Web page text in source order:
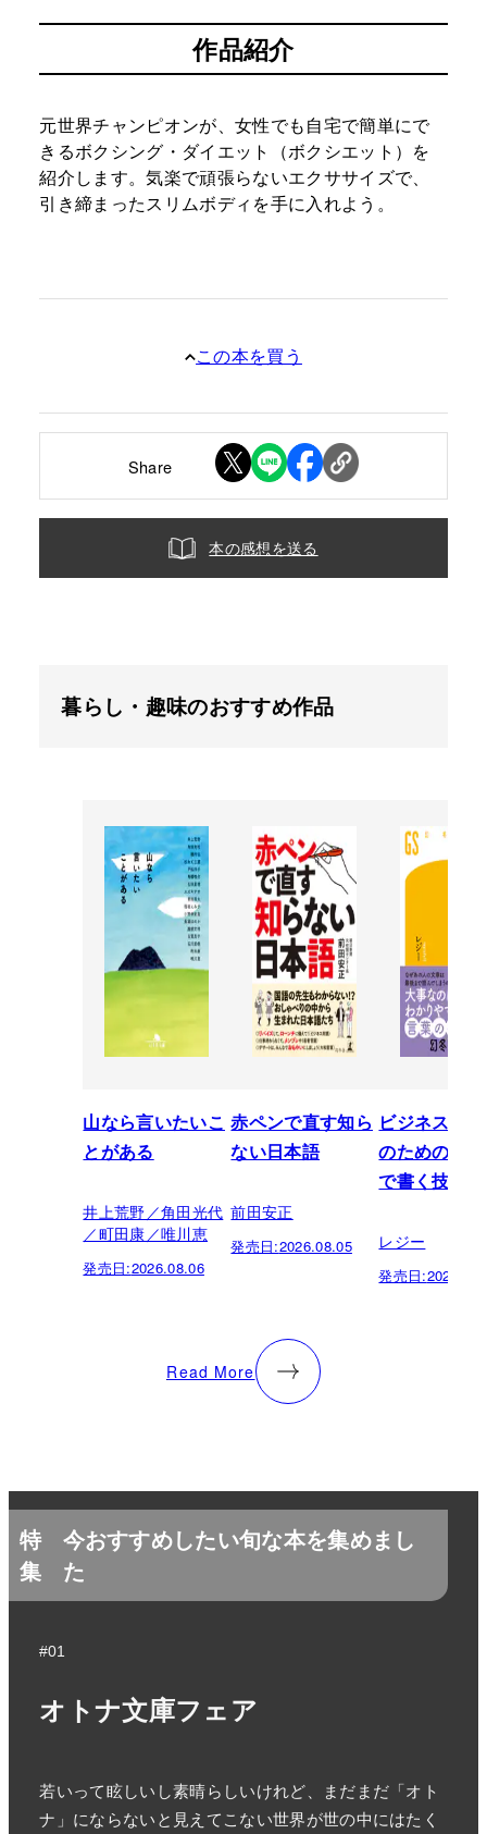
作品紹介
元世界チャンピオンが、女性でも自宅で簡単にで
きるボクシング・ダイエット（ボクシエット）を
紹介します。気楽で頑張らないエクササイズで、
引き締まったスリムボディを手に入れよう。
この本を買う
Share
本の感想を送る
暮らし・趣味のおすすめ作品
山なら言いたいこ
とがある
井上荒野／角田光代
／町田康／唯川恵
発売日:2026.08.06
赤ペンで直す知ら
ない日本語
前田安正
発売日:2026.08.05
ビジネスパ
のための「
で書く技術
レジー
発売日:
Read More
特
集
今おすすめしたい旬な本を集めまし
た
#01
オトナ文庫フェア
若いって眩しいし素晴らしいけれど、まだまだ「オト
ナ」にならないと見えてこない世界が世の中にはたく